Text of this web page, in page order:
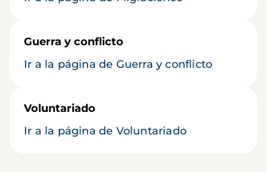
Guerra y conflicto
Ir a la página de Guerra y conflicto
Voluntariado
Ir a la página de Voluntariado